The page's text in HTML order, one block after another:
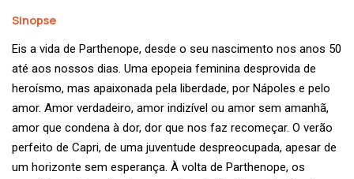
Sinopse
Eis a vida de Parthenope, desde o seu nascimento nos anos 50
até aos nossos dias. Uma epopeia feminina desprovida de
heroísmo, mas apaixonada pela liberdade, por Nápoles e pelo
amor. Amor verdadeiro, amor indizível ou amor sem amanhã,
amor que condena à dor, dor que nos faz recomeçar. O verão
perfeito de Capri, de uma juventude despreocupada, apesar de
um horizonte sem esperança. À volta de Parthenope, os